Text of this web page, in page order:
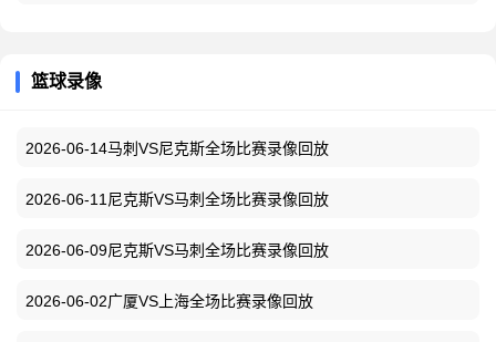
篮球录像
2026-06-14马刺VS尼克斯全场比赛录像回放
2026-06-11尼克斯VS马刺全场比赛录像回放
2026-06-09尼克斯VS马刺全场比赛录像回放
2026-06-02广厦VS上海全场比赛录像回放